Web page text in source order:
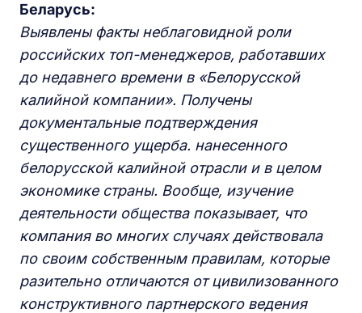
Беларусь:
Выявлены факты неблаговидной роли
российских топ-менеджеров, работавших
до недавнего времени в «Белорусской
калийной компании». Получены
документальные подтверждения
существенного ущерба. нанесенного
белорусской калийной отрасли и в целом
экономике страны. Вообще, изучение
деятельности общества показывает, что
компания во многих случаях действовала
по своим собственным правилам, которые
разительно отличаются от цивилизованного
конструктивного партнерского ведения